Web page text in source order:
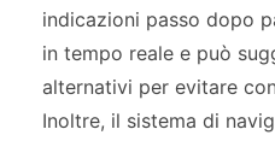
indicazioni passo dopo
in tempo reale e può
alternativi per evitare
Inoltre, il sistema di